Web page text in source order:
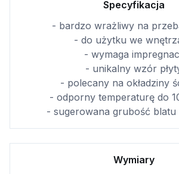
Specyfikacja
- bardzo wrażliwy na
- do użytku we
- wymaga
- unikalny wzór
- polecany na okładziny
- odporny temperaturę do
- sugerowana grubość blatu
Wymiary